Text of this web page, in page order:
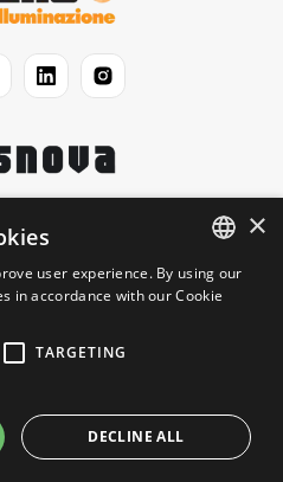
S.p.A. - P.IVA 06191460150
ENGLISH
×
user experience. By using our
in accordance with our Cookie
TARGETING
DECLINE ALL